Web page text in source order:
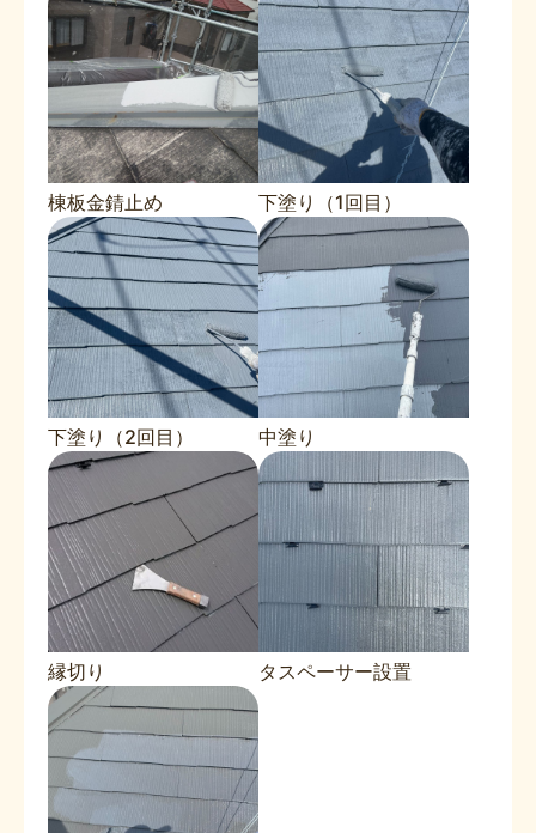
棟板金錆止め 下塗り（1回目）
下塗り（2回目） 中塗り
縁切り タスペーサー設置